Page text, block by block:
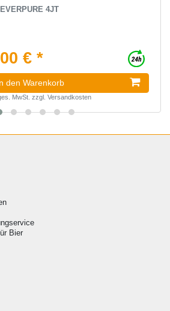
4JT
€ *
den Warenkorb
MwSt. zzgl. Versandkosten
Bier